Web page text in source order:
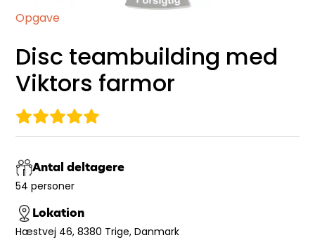
Opgave
Disc teambuilding med
Viktors farmor
Antal deltagere
54 personer
Lokation
Hæstvej 46, 8380 Trige, Danmark